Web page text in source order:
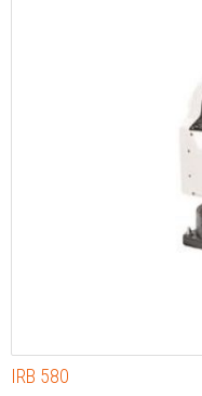
IRB 580